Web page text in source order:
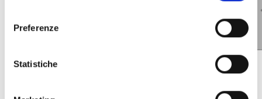
Preferenze
Statistiche